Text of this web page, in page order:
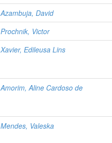
Azambuja, David
Prochnik, Victor
Xavier, Edileusa Lins
Amorim, Aline Cardoso de
Mendes, Valeska